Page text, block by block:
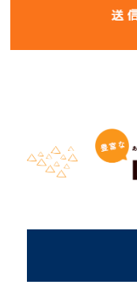
明確にし、適正に取
あります。
・氏名(フリガナを
含む）、電子メール
月日、性別などお客
サービスの利用に